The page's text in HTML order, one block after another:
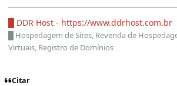
█ DDR Host - https://www.ddrhost.com.br
Hospedagem de Sites, Revenda de
Virtuais, Registro de Domínios
Citar